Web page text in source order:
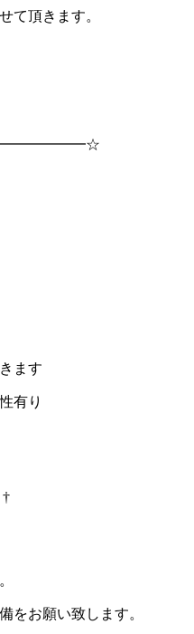
て頂きます。
ます
有り
をお願い致します。